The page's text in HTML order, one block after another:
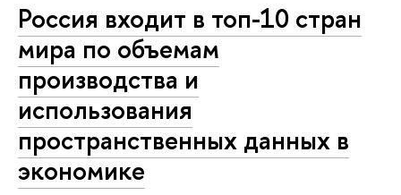
Россия входит в топ-10 стран
мира по объемам
производства и
использования
пространственных данных в
экономике